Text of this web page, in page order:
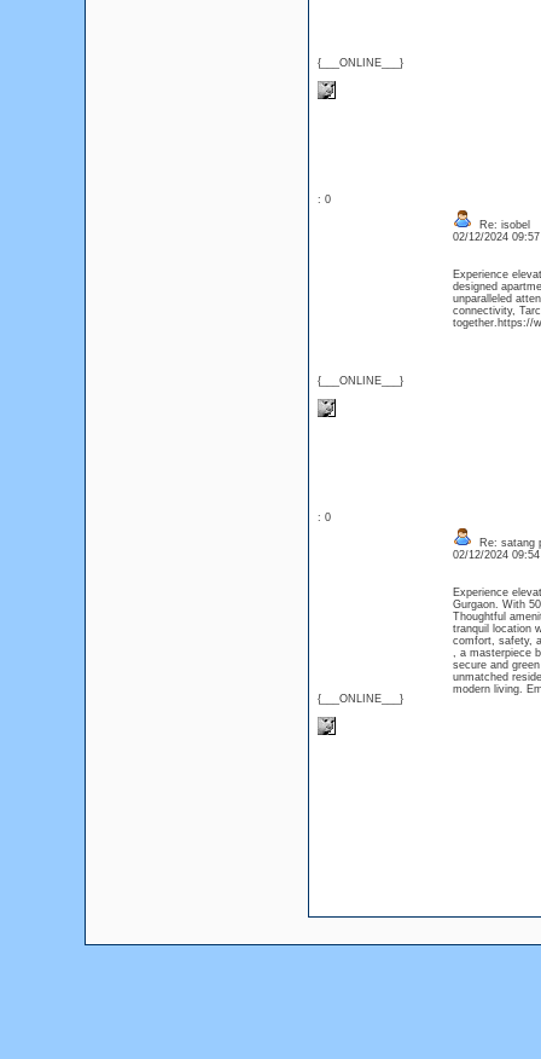
{___ONLINE___}
: 0
{___ONLINE___}
Re: isobel
02/12/2024
Experience
designed
unparalleled
connectivity,
together.https://
: 0
{___ONLINE___}
Re: satang
02/12/2024
Experience
Gurgaon. With
Thoughtful
tranquil location
comfort, safety,
, a masterpiece
secure and
unmatched
modern living.